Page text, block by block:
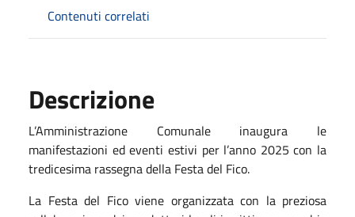
Contenuti correlati
Descrizione
L’Amministrazione Comunale inaugura le
manifestazioni ed eventi estivi per l’anno 2025 con la
tredicesima rassegna della Festa del Fico.
La Festa del Fico viene organizzata con la preziosa